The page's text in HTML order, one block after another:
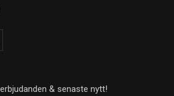
& senaste nytt!